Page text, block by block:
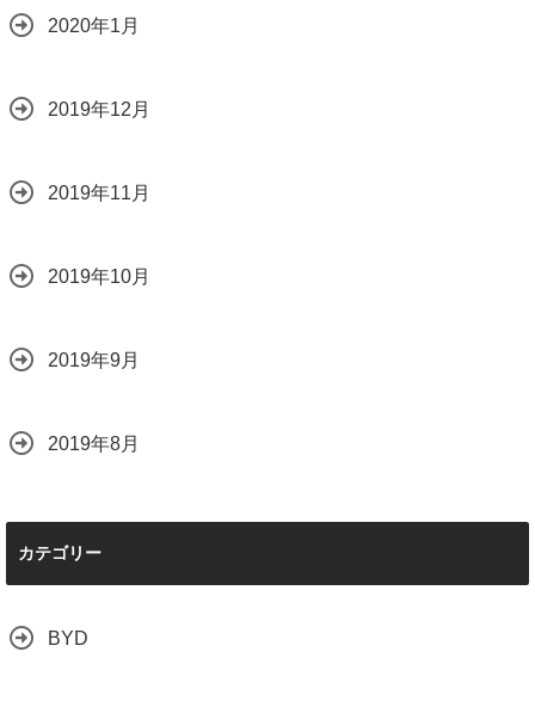
2020年1月
2019年12月
2019年11月
2019年10月
2019年9月
2019年8月
カテゴリー
BYD